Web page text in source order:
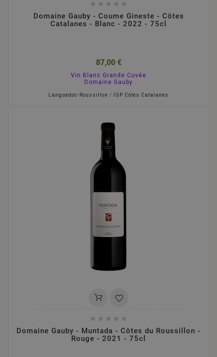
    
Domaine Gauby - Coume Gineste - Côtes
Catalanes - Blanc - 2022 - 75cl
87,00 €
Vin Blanc Grande Cuvée
Domaine Gauby
Languedoc-Roussillon / IGP Côtes Catalanes
    
Domaine Gauby - Muntada - Côtes du Roussillon -
Rouge - 2021 - 75cl